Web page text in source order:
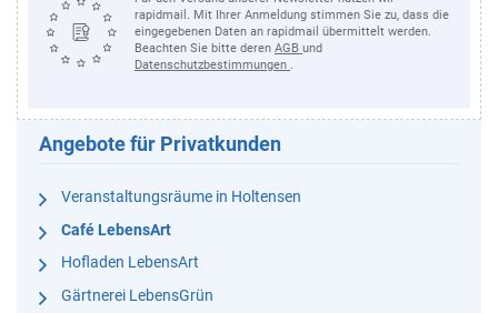
rapidmail. Mit Ihrer Anmeldung stimmen Sie zu, dass die
eingegebenen Daten an rapidmail übermittelt werden.
Beachten Sie bitte deren AGB und
Datenschutzbestimmungen .
Angebote für Privatkunden
Veranstaltungsräume in Holtensen
Café LebensArt
Hofladen LebensArt
Gärtnerei LebensGrün